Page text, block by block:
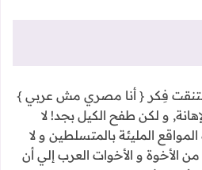
فِكر { أنا مصري مش عربي }
و لكن طفح الكيل بجد! لا
المليئة بالمتسلطين و لا
الأخوة و الأخوات العرب إلي أن